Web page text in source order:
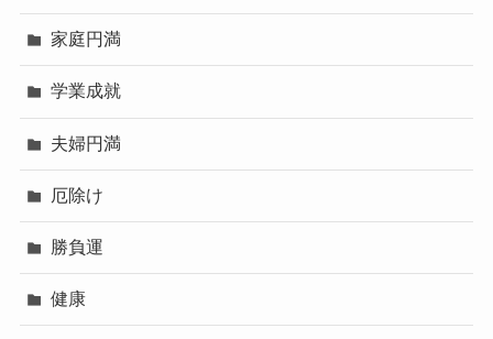
家庭円満
学業成就
夫婦円満
厄除け
勝負運
健康